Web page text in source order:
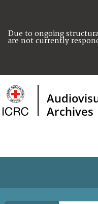
Due to ongoing
are not currently
Archives
HOME